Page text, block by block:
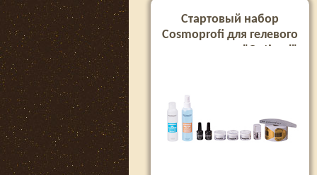
Стартовый набор
Cosmoprofi для гелевого
наращивания "Optimal"